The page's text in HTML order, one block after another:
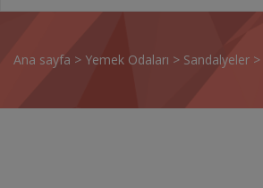
Ana sayfa > Yemek Odaları > Sandalyeler >